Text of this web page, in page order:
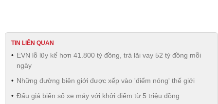
TIN LIÊN QUAN
EVN lỗ lũy kế hơn 41.800 tỷ đồng, trả lãi vay 52 tỷ đồng mỗi
ngày
Những đường biên giới được xếp vào 'điểm nóng' thế giới
Đấu giá biển số xe máy với khởi điểm từ 5 triệu đồng